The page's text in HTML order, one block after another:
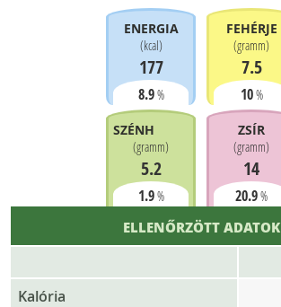
ENERGIA
(kcal)
177
8.9%
FEHÉRJE
(gramm)
7.5
10%
SZÉNHIDRÁT
(gramm)
5.2
1.9%
ZSÍR
(gramm)
14
20.9%
ELLENŐRZÖTT ADATOK
Kalória